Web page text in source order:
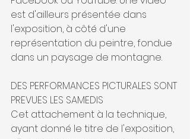
est d'ailleurs présentée dans
l'exposition, à côté d'une
représentation du peintre, fondue
dans un paysage de montagne.
DES PERFORMANCES PICTURALES SONT
PREVUES LES SAMEDIS
Cet attachement à la technique,
ayant donné le titre de l'exposition,